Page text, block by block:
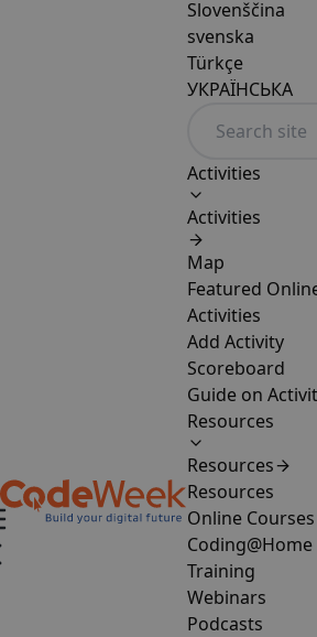
Slovenščina
svenska
Türkçe
УКРАЇНСЬКА
Activities
Activities
Map
Featured
Activities
Add Activity
Scoreboard
Guide on
Resources
Resources
Resources
Online Courses
Coding@Home
Training
Webinars
Podcasts